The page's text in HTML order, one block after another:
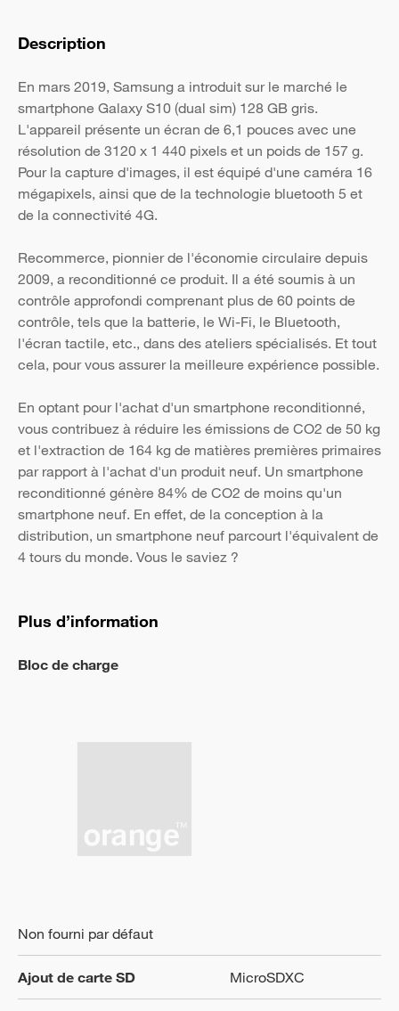
Description
En mars 2019, Samsung a introduit sur le marché le
smartphone Galaxy S10 (dual sim) 128 GB gris.
L'appareil présente un écran de 6,1 pouces avec une
résolution de 3120 x 1 440 pixels et un poids de 157 g.
Pour la capture d'images, il est équipé d'une caméra 16
mégapixels, ainsi que de la technologie bluetooth 5 et
de la connectivité 4G.
Recommerce, pionnier de l'économie circulaire depuis
2009, a reconditionné ce produit. Il a été soumis à un
contrôle approfondi comprenant plus de 60 points de
contrôle, tels que la batterie, le Wi-Fi, le Bluetooth,
l'écran tactile, etc., dans des ateliers spécialisés. Et tout
cela, pour vous assurer la meilleure expérience possible.
En optant pour l'achat d'un smartphone reconditionné,
vous contribuez à réduire les émissions de CO2 de 50 kg
et l'extraction de 164 kg de matières premières primaires
par rapport à l'achat d'un produit neuf. Un smartphone
reconditionné génère 84% de CO2 de moins qu'un
smartphone neuf. En effet, de la conception à la
distribution, un smartphone neuf parcourt l'équivalent de
4 tours du monde. Vous le saviez ?
Plus d’information
Bloc de charge
Non fourni par défaut
Ajout de carte SD MicroSDXC